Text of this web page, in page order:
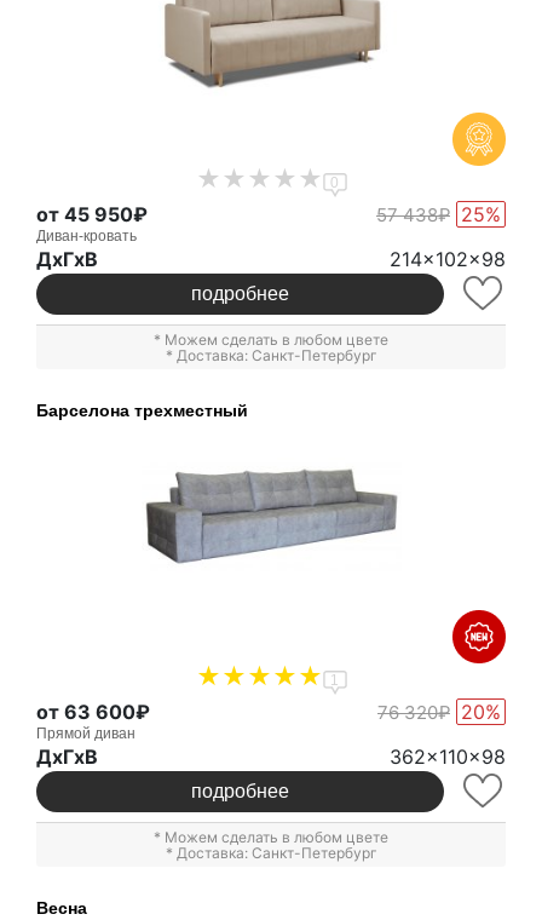
0
от 45 950₽ 57 438₽ 25%
Диван-кровать
ДxГxВ 214x102x98
подробнее
* Можем сделать в любом цвете
* Доставка: Санкт-Петербург
Барселона трехместный
1
от 63 600₽ 76 320₽ 20%
Прямой диван
ДxГxВ 362x110x98
подробнее
* Можем сделать в любом цвете
* Доставка: Санкт-Петербург
Весна